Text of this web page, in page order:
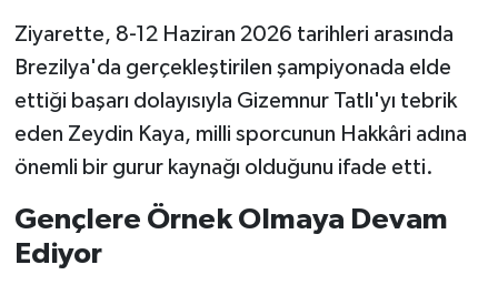
Ziyarette, 8-12 Haziran 2026 tarihleri arasında
Brezilya'da gerçekleştirilen şampiyonada elde
ettiği başarı dolayısıyla Gizemnur Tatlı'yı tebrik
eden Zeydin Kaya, milli sporcunun Hakkâri adına
önemli bir gurur kaynağı olduğunu ifade etti.
Gençlere Örnek Olmaya Devam
Ediyor
YAŞAM